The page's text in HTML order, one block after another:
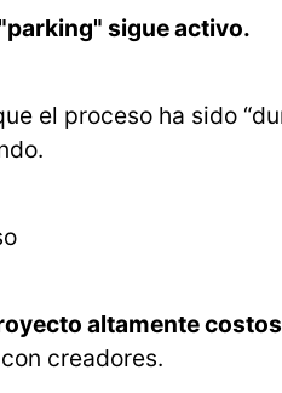
sigue activo.
el proceso ha sido
altamente
creadores.